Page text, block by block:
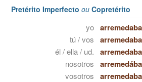
Pretérito Imperfecto ou Copretérito
yo arremedaba
tú / vos
él / ella / ud. arremedaba
nosotros
vosotros